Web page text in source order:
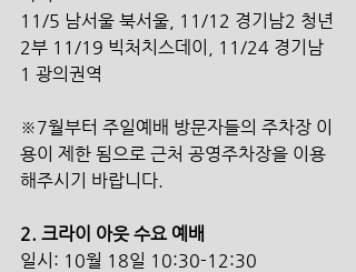
11/5 남서울 북서울, 11/12 경기남2 청년
2부 11/19 빅처치스데이, 11/24 경기남
1 광의권역
※7월부터 주일예배 방문자들의 주차장 이
용이 제한 됨으로 근처 공영주차장을 이용
해주시기 바랍니다.
2. 크라이 아웃 수요 예배
일시: 10월 18일 10:30-12:30